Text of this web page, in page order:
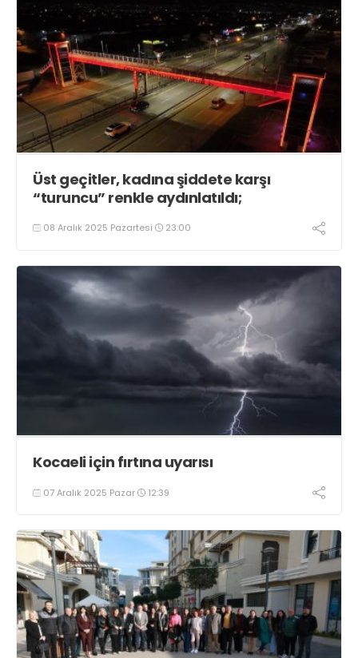
Üst geçitler, kadına şiddete karşı
“turuncu” renkle aydınlatıldı;
08 Aralık 2025 Pazartesi 23:00
Kocaeli için fırtına uyarısı
07 Aralık 2025 Pazar 12:39